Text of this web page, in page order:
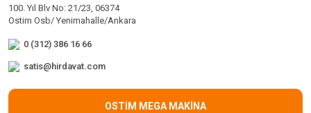
100. Yıl Blv No: 21/23, 06374
Ostim Osb/ Yenimahalle/Ankara
0 (312) 386 16 66
satis@hirdavat.com
OSTİM MEGA MAKİNA